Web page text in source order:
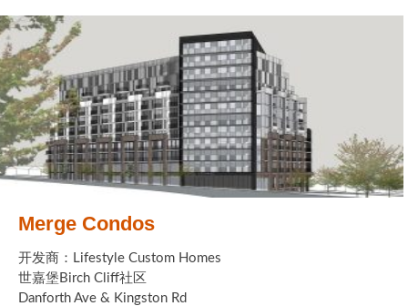
Merge Condos
开发商：Lifestyle Custom Homes
世嘉堡Birch Cliff社区
Danforth Ave & Kingston Rd